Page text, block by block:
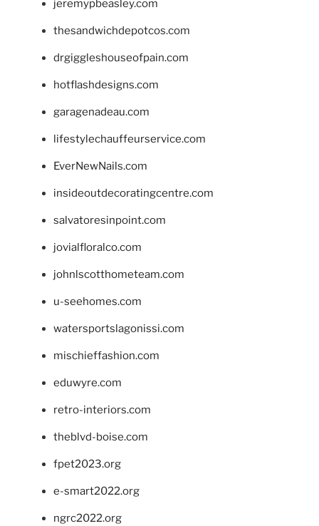
jeremypbeasley.com
thesandwichdepotcos.com
drgiggleshouseofpain.com
hotflashdesigns.com
garagenadeau.com
lifestylechauffeurservice.com
EverNewNails.com
insideoutdecoratingcentre.com
salvatoresinpoint.com
jovialfloralco.com
johnlscotthometeam.com
u-seehomes.com
watersportslagonissi.com
mischieffashion.com
eduwyre.com
retro-interiors.com
theblvd-boise.com
fpet2023.org
e-smart2022.org
ngrc2022.org